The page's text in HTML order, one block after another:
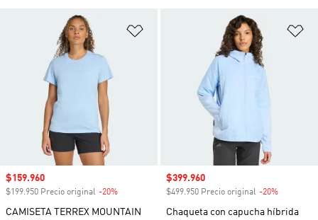
Añadir a la lista de deseos
Precio de venta
$159.960
$199.950 Precio original -20%
CAMISETA TERREX MOUNTAIN
Precio de venta
$399.960
$499.950 Precio original -20%
Chaqueta con capucha híbrida